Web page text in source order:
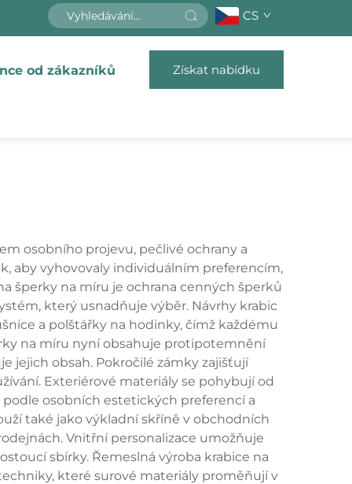
CS
od zákazníků Získat nabídku
osobního projevu, pečlivé ochrany a
aby vyhovovaly individuálním preferencím,
šperky na míru je ochrana cenných šperků
který usnadňuje výběr. Návrhy krabic
a polštářky na hodinky, čímž každému
na míru nyní obsahuje protipotemnění
jejich obsah. Pokročilé zámky zajišťují
Exteriérové materiály se pohybují od
osobních estetických preferencí a
také jako výkladní skříně v obchodních
Vnitřní personalizace umožňuje
sbírky. Řemeslná výroba krabice na
které surové materiály proměňují v